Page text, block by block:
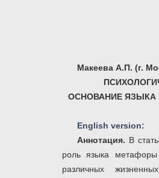
Макеева А.П. (г.
ОСНОВАНИЕ
English version:
Аннотация. В
роль языка метафоры
различных